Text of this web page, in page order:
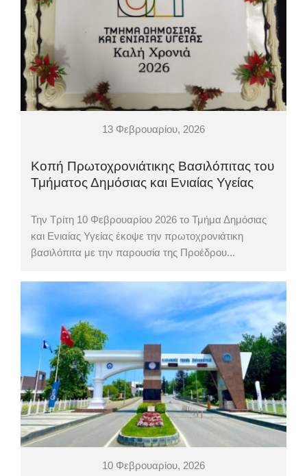
13 Φεβρουαρίου, 2026
Κοπή Πρωτοχρονιάτικης Βασιλόπιτας του
Τμήματος Δημόσιας και Ενιαίας Υγείας
Την Τρίτη 10 Φεβρουαρίου 2026 το Τμήμα Δημόσιας
και Ενιαίας Υγείας έκοψε την πρωτοχρονιάτικη
βασιλόπιτα με την παρουσία της Προέδρου...
10 Φεβρουαρίου, 2026